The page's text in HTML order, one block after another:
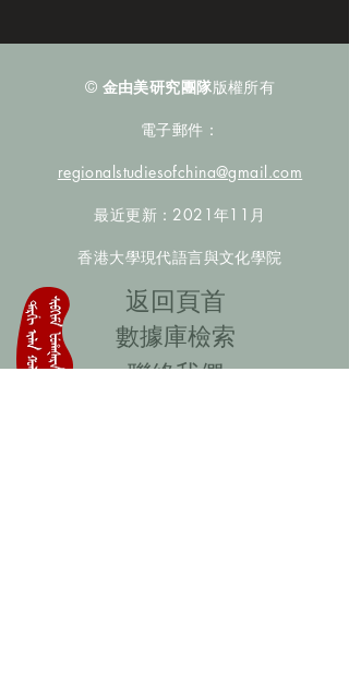
© 金由美研究團隊版權所有
電子郵件：
regionalstudiesofchina@gmail.com
最近更新：2021年11月
香港大學現代語言與文化學院
​返回頁首
數據庫檢索
聯絡我們